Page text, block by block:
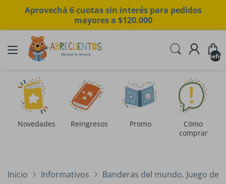
Aprovechá 6 cuotas sin interés para pedidos
mayores a $120.000
Novedades Reingresos Promo
Cómo
comprar
Inicio Informativos Banderas del mundo. Juego de